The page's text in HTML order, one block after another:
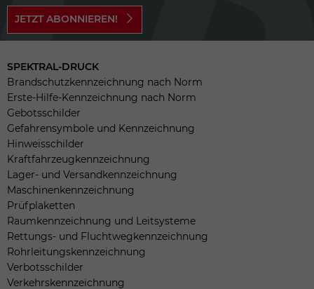
JETZT ABONNIEREN!
SPEKTRAL-DRUCK
Brandschutzkennzeichnung nach Norm
Erste-Hilfe-Kennzeichnung nach Norm
Gebotsschilder
Gefahrensymbole und Kennzeichnung
Hinweisschilder
Kraftfahrzeugkennzeichnung
Lager- und Versandkennzeichnung
Maschinenkennzeichnung
Prüfplaketten
Raumkennzeichnung und Leitsysteme
Rettungs- und Fluchtwegkennzeichnung
Rohrleitungskennzeichnung
Verbotsschilder
Verkehrskennzeichnung